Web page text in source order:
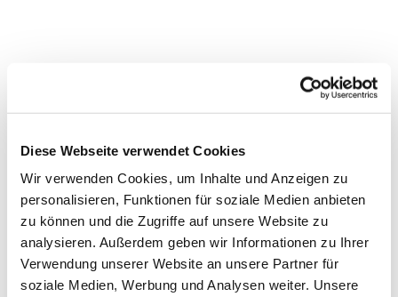
Diese Webseite verwendet Cookies
Wir verwenden Cookies, um Inhalte und Anzeigen zu
personalisieren, Funktionen für soziale Medien anbieten
zu können und die Zugriffe auf unsere Website zu
analysieren. Außerdem geben wir Informationen zu Ihrer
Verwendung unserer Website an unsere Partner für
soziale Medien, Werbung und Analysen weiter. Unsere